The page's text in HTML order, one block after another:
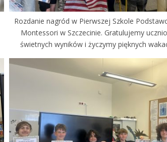
Rozdanie nagród w Pierwszej Szkole
Montessori w Szczecinie. Gratulujemy
świetnych wyników i życzymy pięknych